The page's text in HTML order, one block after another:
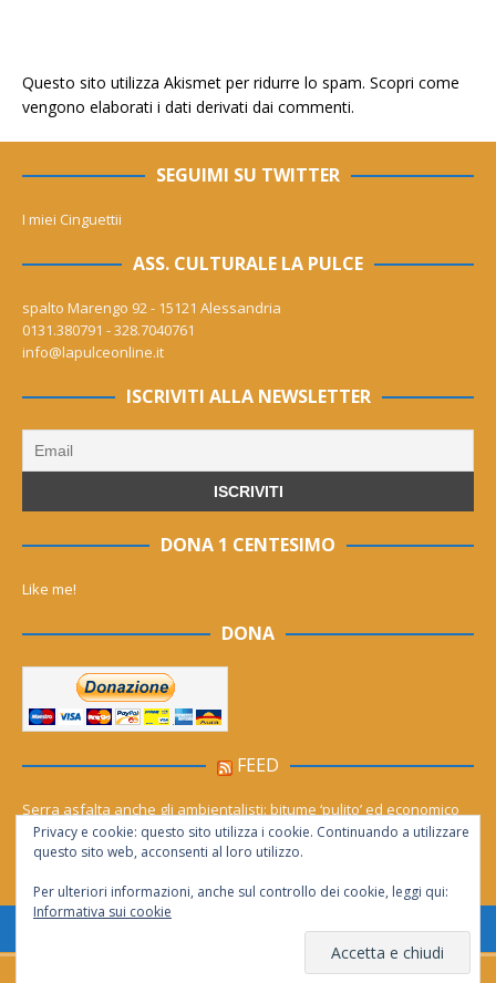
Questo sito utilizza Akismet per ridurre lo spam. Scopri come
vengono elaborati i dati derivati dai commenti.
SEGUIMI SU TWITTER
I miei Cinguettii
ASS. CULTURALE LA PULCE
spalto Marengo 92 - 15121 Alessandria
0131.380791 - 328.7040761
info@lapulceonline.it
ISCRIVITI ALLA NEWSLETTER
DONA 1 CENTESIMO
Like me!
DONA
FEED
Serra asfalta anche gli ambientalisti: bitume ‘pulito’ ed economico
Le migliori agenzie Meta Ads in Italia nel 2026
Consentita la riproduzione solo se citata la fonte
Privacy e cookie: questo sito utilizza i cookie. Continuando a utilizzare
questo sito web, acconsenti al loro utilizzo.
Per ulteriori informazioni, anche sul controllo dei cookie, leggi qui:
Informativa sui cookie